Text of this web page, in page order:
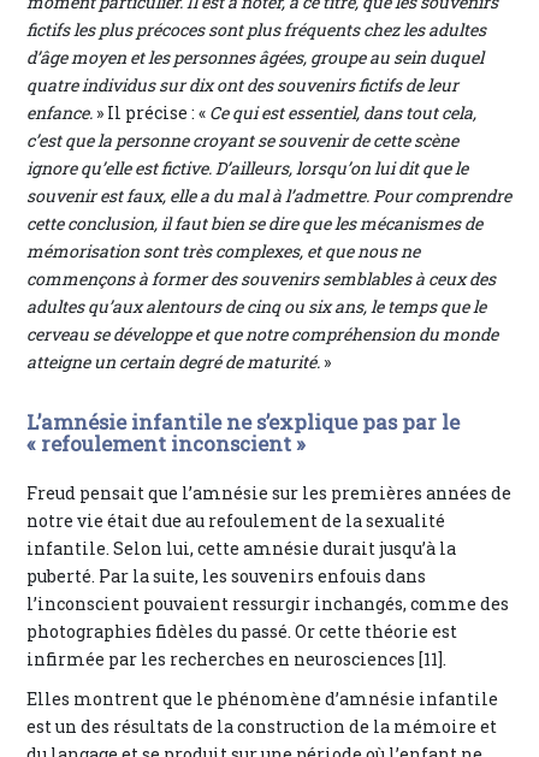
fictifs les plus précoces sont plus fréquents chez les adultes
d’âge moyen et les personnes âgées, groupe au sein duquel
quatre individus sur dix ont des souvenirs fictifs de leur
enfance. » Il précise : « Ce qui est essentiel, dans tout cela,
c’est que la personne croyant se souvenir de cette scène
ignore qu’elle est fictive. D’ailleurs, lorsqu’on lui dit que le
souvenir est faux, elle a du mal à l’admettre. Pour comprendre
cette conclusion, il faut bien se dire que les mécanismes de
mémorisation sont très complexes, et que nous ne
commençons à former des souvenirs semblables à ceux des
adultes qu’aux alentours de cinq ou six ans, le temps que le
cerveau se développe et que notre compréhension du monde
atteigne un certain degré de maturité. »
L’amnésie infantile ne s’explique pas par le
« refoulement inconscient »
Freud pensait que l’amnésie sur les premières années de
notre vie était due au refoulement de la sexualité
infantile. Selon lui, cette amnésie durait jusqu’à la
puberté. Par la suite, les souvenirs enfouis dans
l’inconscient pouvaient ressurgir inchangés, comme des
photographies fidèles du passé. Or cette théorie est
infirmée par les recherches en neurosciences [11].
Elles montrent que le phénomène d’amnésie infantile
est un des résultats de la construction de la mémoire et